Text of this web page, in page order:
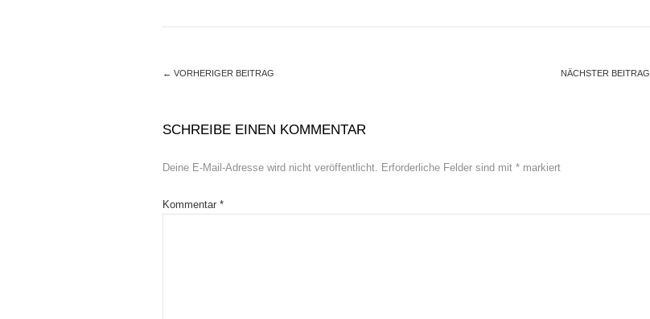
← VORHERIGER BEITRAG NÄCHSTER BEITRAG
SCHREIBE EINEN KOMMENTAR
Deine E-Mail-Adresse wird nicht veröffentlicht. Erforderliche Felder sind mit * markiert
Kommentar *